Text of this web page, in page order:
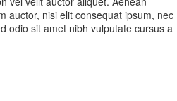
auctor, nisi elit consequat ipsum, nec
odio sit amet nibh vulputate cursus a